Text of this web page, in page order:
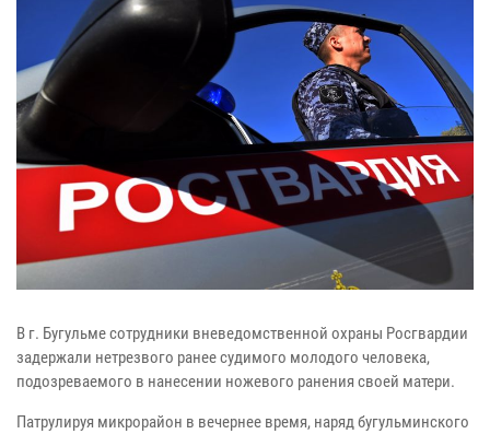
В г. Бугульме сотрудники вневедомственной охраны Росгвардии
задержали нетрезвого ранее судимого молодого человека,
подозреваемого в нанесении ножевого ранения своей матери.
Патрулируя микрорайон в вечернее время, наряд бугульминского